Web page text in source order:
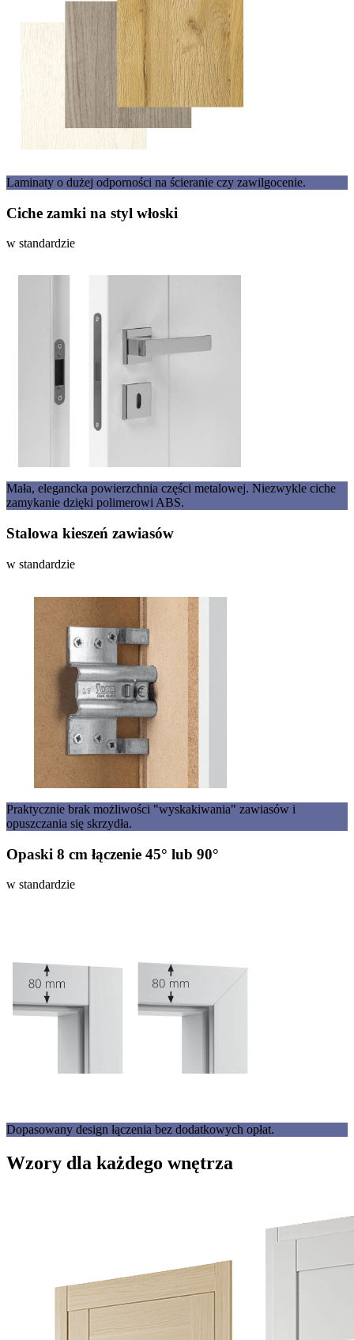
Laminaty o dużej odporności na ścieranie czy zawilgocenie.
Ciche zamki na styl włoski
w standardzie
Mała, elegancka powierzchnia części metalowej. Niezwykle ciche
zamykanie dzięki polimerowi ABS.
Stalowa kieszeń zawiasów
w standardzie
Praktycznie brak możliwości "wyskakiwania" zawiasów i
opuszczania się skrzydła.
Opaski 8 cm łączenie 45° lub 90°
w standardzie
Dopasowany design łączenia bez dodatkowych opłat.
Wzory dla każdego wnętrza